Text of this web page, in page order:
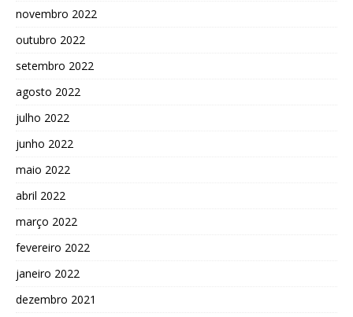
novembro 2022
outubro 2022
setembro 2022
agosto 2022
julho 2022
junho 2022
maio 2022
abril 2022
março 2022
fevereiro 2022
janeiro 2022
dezembro 2021